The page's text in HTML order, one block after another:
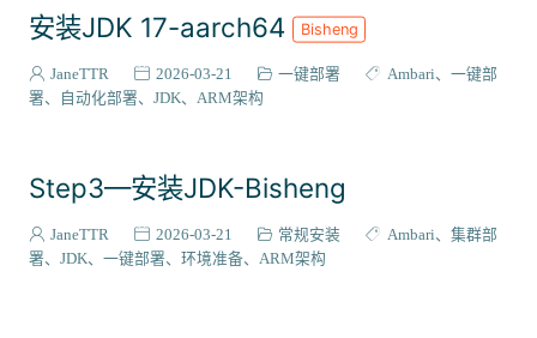
安装JDK 17-aarch64 Bisheng
JaneTTR 2026-03-21 一键部署 Ambari
一键部
署
自动化部署 JDK ARM架构
Step3—安装JDK-Bisheng
JaneTTR 2026-03-21 常规安装 Ambari
集群部
署
JDK 一键部署 环境准备 ARM架构